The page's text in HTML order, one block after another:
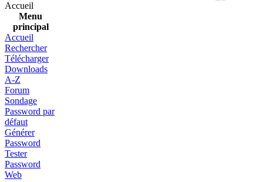
Accueil
Menu
principal
Accueil
Rechercher
Télécharger
Downloads
A-Z
Forum
Sondage
Password par
défaut
Générer
Password
Tester
Password
Web